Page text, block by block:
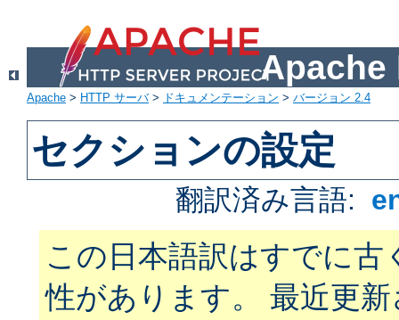
Apache
Apache > HTTP サーバ> ドキュメンテーション > バージョン 2.4
セクションの設定
翻訳済み言語:
この日本語訳はすでに古
性があります。 最近更